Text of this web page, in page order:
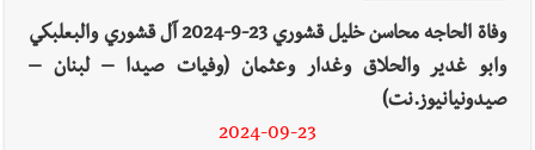
وفاة الحاجه محاسن خليل قشوري 23-9-2024 آل قشوري والبعلبكي
وابو غدير والحلاق وغدار وعثمان (وفيات صيدا – لبنان –
صيدونيانيوز.نت)
2024-09-23